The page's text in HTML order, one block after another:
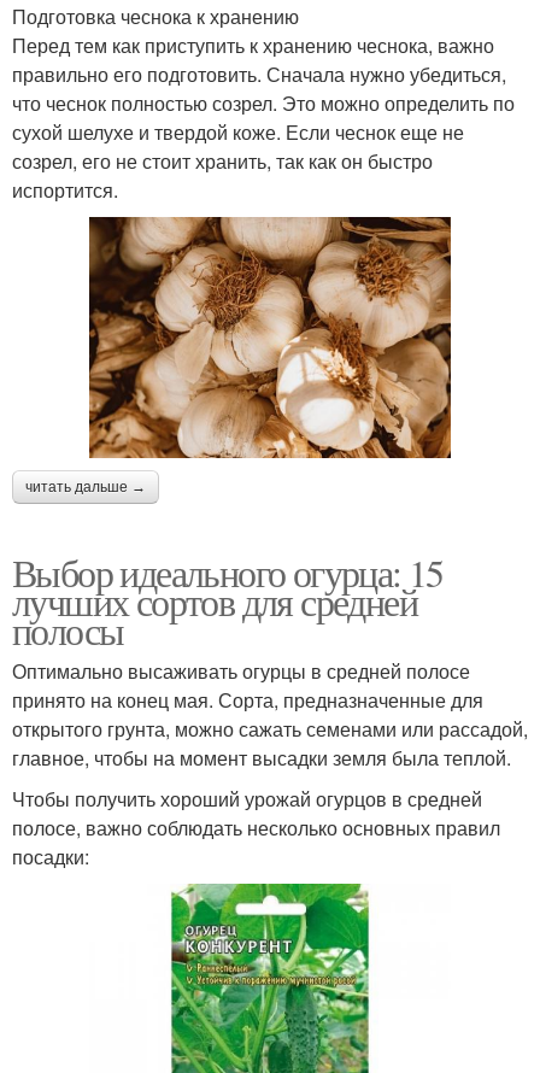
Подготовка чеснока к хранению
Перед тем как приступить к хранению чеснока, важно
правильно его подготовить. Сначала нужно убедиться,
что чеснок полностью созрел. Это можно определить по
сухой шелухе и твердой коже. Если чеснок еще не
созрел, его не стоит хранить, так как он быстро
испортится.
читать дальше →
Выбор идеального огурца: 15
лучших сортов для средней
полосы
Оптимально высаживать огурцы в средней полосе
принято на конец мая. Сорта, предназначенные для
открытого грунта, можно сажать семенами или рассадой,
главное, чтобы на момент высадки земля была теплой.
Чтобы получить хороший урожай огурцов в средней
полосе, важно соблюдать несколько основных правил
посадки: